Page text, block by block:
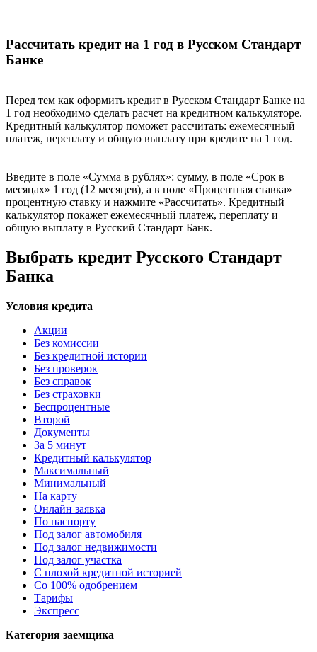
Рассчитать кредит на 1 год в Русском Стандарт
Банке
Перед тем как оформить кредит в Русском Стандарт Банке на
1 год необходимо сделать расчет на кредитном калькуляторе.
Кредитный калькулятор поможет рассчитать: ежемесячный
платеж, переплату и общую выплату при кредите на 1 год.
Введите в поле «Сумма в рублях»: сумму, в поле «Срок в
месяцах» 1 год (12 месяцев), а в поле «Процентная ставка»
процентную ставку и нажмите «Рассчитать». Кредитный
калькулятор покажет ежемесячный платеж, переплату и
общую выплату в Русский Стандарт Банк.
Выбрать кредит Русского Стандарт
Банка
Условия кредита
Акции
Без комиссии
Без кредитной истории
Без проверок
Без справок
Без страховки
Беспроцентные
Второй
Документы
За 5 минут
Кредитный калькулятор
Максимальный
Минимальный
На карту
Онлайн заявка
По паспорту
Под залог автомобиля
Под залог недвижимости
Под залог участка
С плохой кредитной историей
Со 100% одобрением
Тарифы
Экспресс
Категория заемщика